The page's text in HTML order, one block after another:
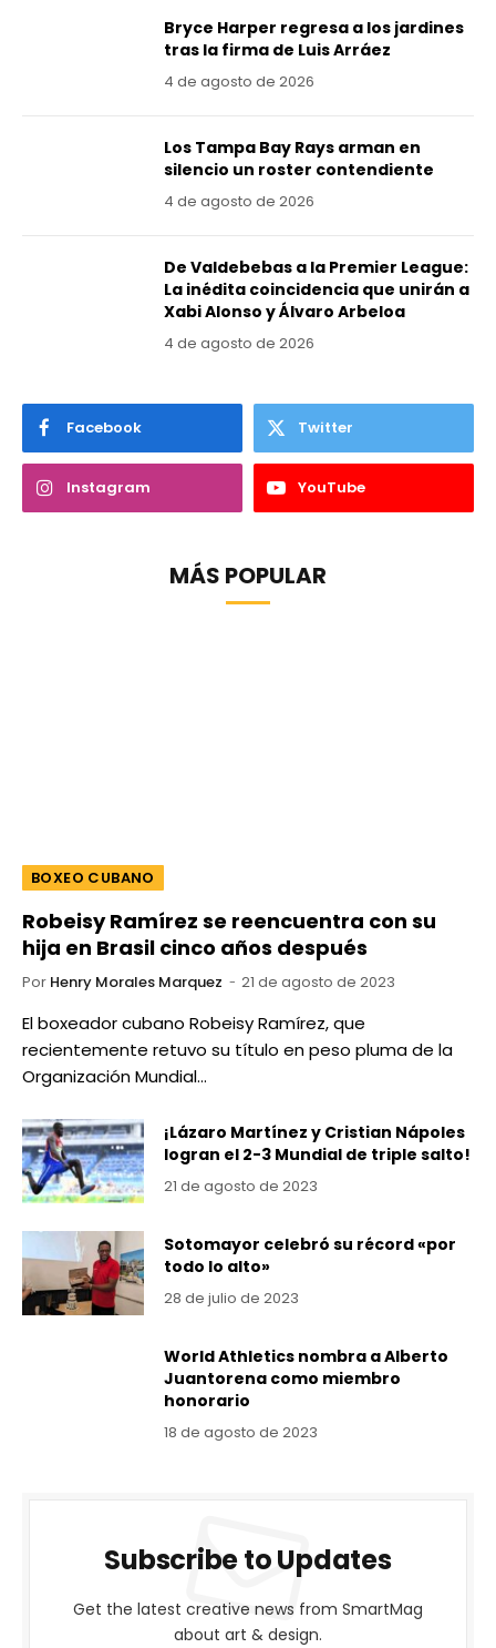
Bryce Harper regresa a los jardines
tras la firma de Luis Arráez
4 de agosto de 2026
Los Tampa Bay Rays arman en
silencio un roster contendiente
4 de agosto de 2026
De Valdebebas a la Premier League:
La inédita coincidencia que unirán a
Xabi Alonso y Álvaro Arbeloa
4 de agosto de 2026
Facebook Twitter
Instagram YouTube
MÁS POPULAR
BOXEO CUBANO
Robeisy Ramírez se reencuentra con su
hija en Brasil cinco años después
Por Henry Morales Marquez 21 de agosto de 2023
El boxeador cubano Robeisy Ramírez, que
recientemente retuvo su título en peso pluma de la
Organización Mundial…
¡Lázaro Martínez y Cristian Nápoles
logran el 2-3 Mundial de triple salto!
21 de agosto de 2023
Sotomayor celebró su récord «por
todo lo alto»
28 de julio de 2023
World Athletics nombra a Alberto
Juantorena como miembro
honorario
18 de agosto de 2023
Subscribe to Updates
Get the latest creative news from SmartMag
about art & design.